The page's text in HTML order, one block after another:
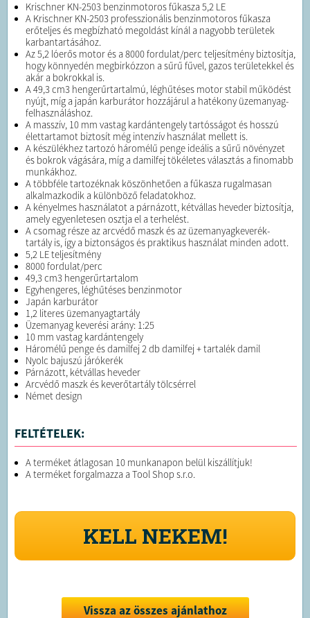
Krischner KN-2503 benzinmotoros fűkasza 5,2 LE
A Krischner KN-2503 professzionális benzinmotoros fűkasza
erőteljes és megbízható megoldást kínál a nagyobb területek
karbantartásához.
Az 5,2 lóerős motor és a 8000 fordulat/perc teljesítmény biztosítja,
hogy könnyedén megbirkózzon a sűrű fűvel, gazos területekkel és
akár a bokrokkal is.
A 49,3 cm3 hengerűrtartalmú, léghűtéses motor stabil működést
nyújt, míg a japán karburátor hozzájárul a hatékony üzemanyag-
felhasználáshoz.
A masszív, 10 mm vastag kardántengely tartósságot és hosszú
élettartamot biztosít még intenzív használat mellett is.
A készülékhez tartozó háromélű penge ideális a sűrű növényzet
és bokrok vágására, míg a damilfej tökéletes választás a finomabb
munkákhoz.
A többféle tartozéknak köszönhetően a fűkasza rugalmasan
alkalmazkodik a különböző feladatokhoz.
A kényelmes használatot a párnázott, kétvállas heveder biztosítja,
amely egyenletesen osztja el a terhelést.
A csomag része az arcvédő maszk és az üzemanyagkeverék-
tartály is, így a biztonságos és praktikus használat minden adott.
5,2 LE teljesítmény
8000 fordulat/perc
49,3 cm3 hengerűrtartalom
Egyhengeres, léghűtéses benzinmotor
Japán karburátor
1,2 literes üzemanyagtartály
Üzemanyag keverési arány: 1:25
10 mm vastag kardántengely
Háromélű penge és damilfej 2 db damilfej + tartalék damil
Nyolc bajuszú járókerék
Párnázott, kétvállas heveder
Arcvédő maszk és keverőtartály tölcsérrel
Német design
FELTÉTELEK:
A terméket átlagosan 10 munkanapon belül kiszállítjuk!
A terméket forgalmazza a Tool Shop s.r.o.
KELL NEKEM!
Vissza az összes ajánlathoz